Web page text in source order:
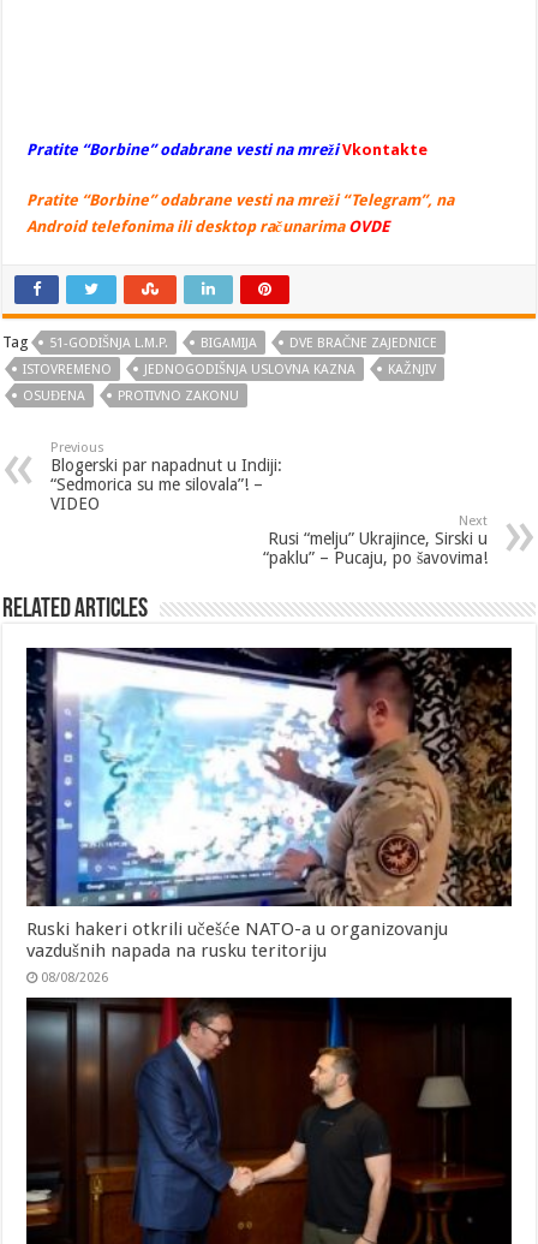
Pratite “Borbine” odabrane vesti na mreži Vkontakte
Pratite “Borbine” odabrane vesti na mreži “Telegram”, na
Android telefonima ili desktop računarima OVDE
Tag 51-GODIŠNJA L.M.P. BIGAMIJA
DVE BRAČNE ZAJEDNICE
ISTOVREMENO
JEDNOGODIŠNJA USLOVNA KAZNA
KAŽNJIV
OSUĐENA
PROTIVNO ZAKONU
Previous
Blogerski par napadnut u Indiji:
“Sedmorica su me silovala”! –
VIDEO
Next
Rusi “melju” Ukrajince, Sirski u
“paklu” – Pucaju, po šavovima!
Related Articles
Ruski hakeri otkrili učešće NATO-a u organizovanju
vazdušnih napada na rusku teritoriju
08/08/2026